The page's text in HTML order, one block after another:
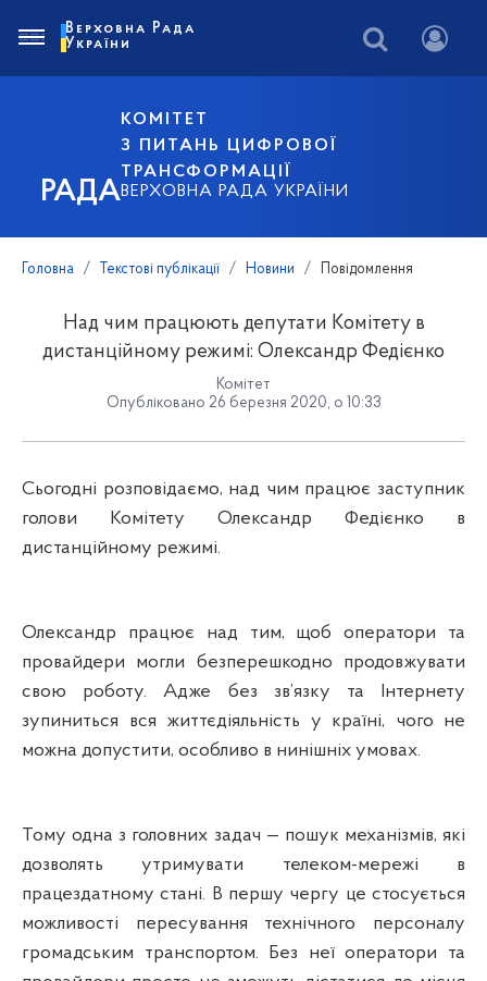
РАДА
КОМІТЕТ
З ПИТАНЬ ЦИФРОВОЇ
ТРАНСФОРМАЦІЇ
ВЕРХОВНА РАДА УКРАЇНИ
Верховна Рада
України
Головна Текстові публікації Новини Повідомлення
Над чим працюють депутати Комітету в
дистанційному режимі: Олександр Федієнко
Комітет
Опубліковано 26 березня 2020, о 10:33
Сьогодні розповідаємо, над чим працює заступник
голови Комітету Олександр Федієнко в
дистанційному режимі.
Олександр працює над тим, щоб оператори та
провайдери могли безперешкодно продовжувати
свою роботу. Адже без зв’язку та Інтернету
зупиниться вся життєдіяльність у країні, чого не
можна допустити, особливо в нинішніх умовах.
Тому одна з головних задач — пошук механізмів, які
дозволять утримувати телеком-мережі в
працездатному стані. В першу чергу це стосується
можливості пересування технічного персоналу
громадським транспортом. Без неї оператори та